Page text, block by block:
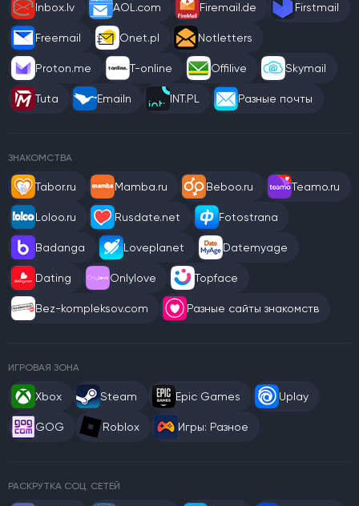
Inbox.lv AOL.com Firemail.de Firstmail
Freemail Onet.pl Notletters
Proton.me T-online Offilive Skymail
Tuta Emailn INT.PL Разные почты
ЗНАКОМСТВА
Tabor.ru Mamba.ru Beboo.ru Teamo.ru
Loloo.ru Rusdate.net Fotostrana
Badanga Loveplanet Datemyage
Dating Onlylove Topface
Bez-kompleksov.com Разные сайты знакомств
ИГРОВАЯ ЗОНА
Xbox Steam Epic Games Uplay
GOG Roblox Игры: Разное
РАСКРУТКА СОЦ. СЕТЕЙ